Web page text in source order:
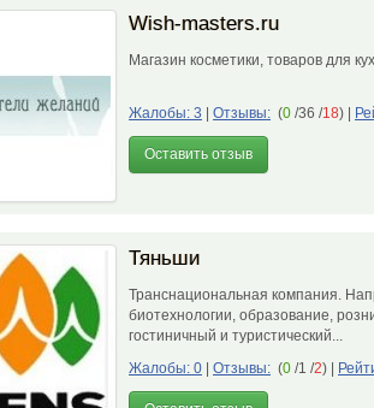
Wish-masters.ru
Магазин косметики, товаров для
Жалобы: 3 Отзывы: (0 /36 /18)
Оставить отзыв
Тяньши
Транснациональная компания.
биотехнологии, образование,
гостиничный и туристический...
Жалобы: 0
Отзывы: (0 /1 /2)